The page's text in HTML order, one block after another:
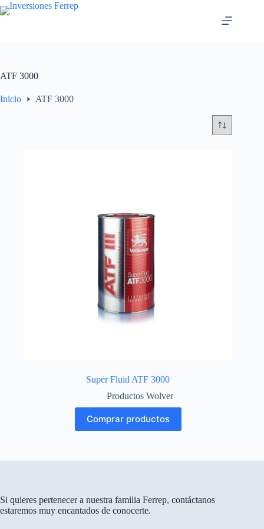
Saltar
al
ATF 3000
Inicio ATF 3000
Super Fluid ATF 3000
Productos Wolver
Comprar productos
Si quieres pertenecer a nuestra familia Ferrep, contáctanos
estaremos muy encantados de conocerte.